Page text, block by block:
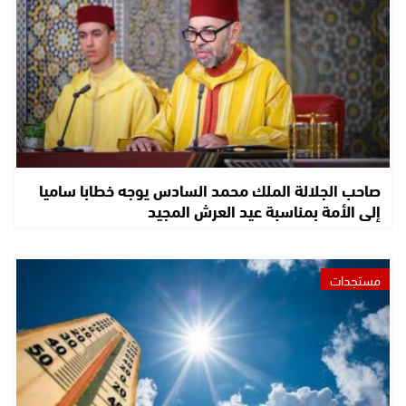
صاحب الجلالة الملك محمد السادس يوجه خطابا ساميا
إلى الأمة بمناسبة عيد العرش المجيد
مستجدات